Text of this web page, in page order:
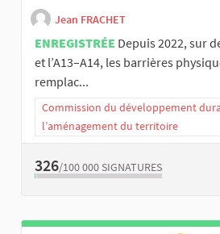
Jean FRACHET
ENREGISTRÉE Depuis 2022, sur
et l’A13–A14, les barrières
remplac...
Commission du développement
l’aménagement du territoire
326/100 000 SIGNATURES